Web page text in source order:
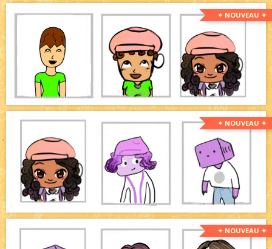
✦ NOUVEAU ✦
✦ NOUVEAU ✦
✦ NOUVEAU ✦